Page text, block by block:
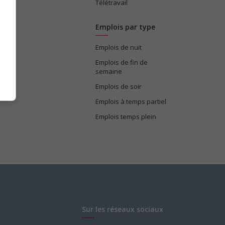
Télétravail
Emplois par type
Emplois de nuit
Emplois de fin de
semaine
Emplois de soir
Emplois à temps partiel
Emplois temps plein
Sur les réseaux sociaux